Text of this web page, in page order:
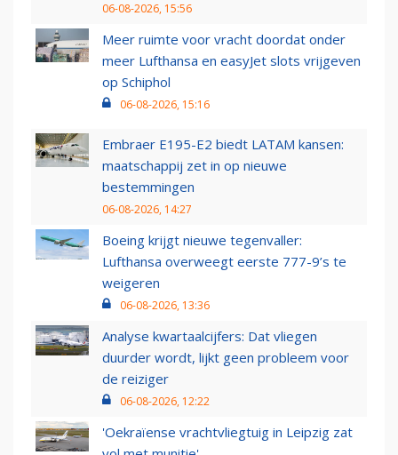
06-08-2026, 15:56
Meer ruimte voor vracht doordat onder
meer Lufthansa en easyJet slots vrijgeven
op Schiphol
06-08-2026, 15:16
Embraer E195-E2 biedt LATAM kansen:
maatschappij zet in op nieuwe
bestemmingen
06-08-2026, 14:27
Boeing krijgt nieuwe tegenvaller:
Lufthansa overweegt eerste 777-9’s te
weigeren
06-08-2026, 13:36
Analyse kwartaalcijfers: Dat vliegen
duurder wordt, lijkt geen probleem voor
de reiziger
06-08-2026, 12:22
'Oekraïense vrachtvliegtuig in Leipzig zat